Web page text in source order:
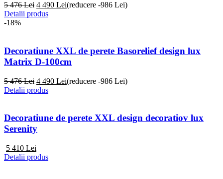
5 476 Lei 4 490 Lei(reducere -986 Lei)
Detalii produs
-18%
Decoratiune XXL de perete Basorelief design lux
Matrix D-100cm
5 476 Lei 4 490 Lei(reducere -986 Lei)
Detalii produs
Decoratiune de perete XXL design decoratiov lux
Serenity
5 410 Lei
Detalii produs